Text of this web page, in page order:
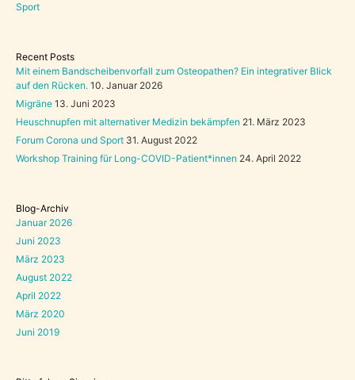
Sport
Recent Posts
Mit einem Bandscheibenvorfall zum Osteopathen? Ein integrativer Blick
auf den Rücken. 10. Januar 2026
Migräne 13. Juni 2023
Heuschnupfen mit alternativer Medizin bekämpfen 21. März 2023
Forum Corona und Sport 31. August 2022
Workshop Training für Long-COVID-Patient*innen 24. April 2022
Blog-Archiv
Januar 2026
Juni 2023
März 2023
August 2022
April 2022
März 2020
Juni 2019